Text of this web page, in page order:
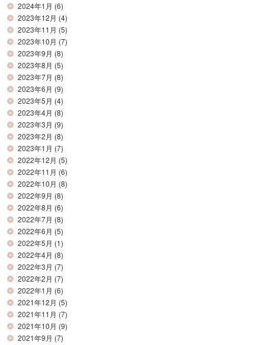
2024年1月 (6)
2023年12月 (4)
2023年11月 (5)
2023年10月 (7)
2023年9月 (8)
2023年8月 (5)
2023年7月 (8)
2023年6月 (9)
2023年5月 (4)
2023年4月 (8)
2023年3月 (9)
2023年2月 (8)
2023年1月 (7)
2022年12月 (5)
2022年11月 (6)
2022年10月 (8)
2022年9月 (8)
2022年8月 (6)
2022年7月 (8)
2022年6月 (5)
2022年5月 (1)
2022年4月 (8)
2022年3月 (7)
2022年2月 (7)
2022年1月 (6)
2021年12月 (5)
2021年11月 (7)
2021年10月 (9)
2021年9月 (7)